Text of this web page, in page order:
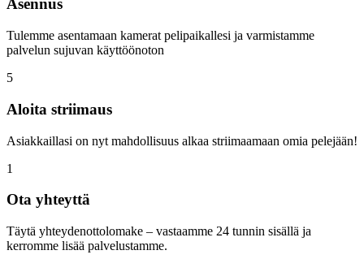
Asennus
Tulemme asentamaan kamerat pelipaikallesi ja varmistamme
palvelun sujuvan käyttöönoton
5
Aloita striimaus
Asiakkaillasi on nyt mahdollisuus alkaa striimaamaan omia pelejään!
1
Ota yhteyttä
Täytä yhteydenottolomake – vastaamme 24 tunnin sisällä ja
kerromme lisää palvelustamme.